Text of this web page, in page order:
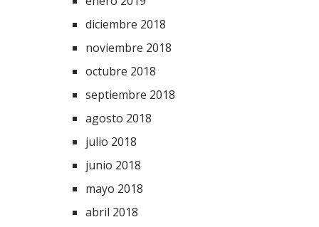
diciembre 2018
noviembre 2018
octubre 2018
septiembre 2018
agosto 2018
julio 2018
junio 2018
mayo 2018
abril 2018